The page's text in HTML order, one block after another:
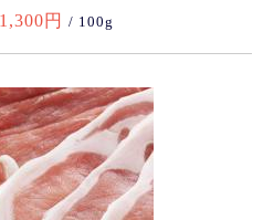
1,300円 / 100g